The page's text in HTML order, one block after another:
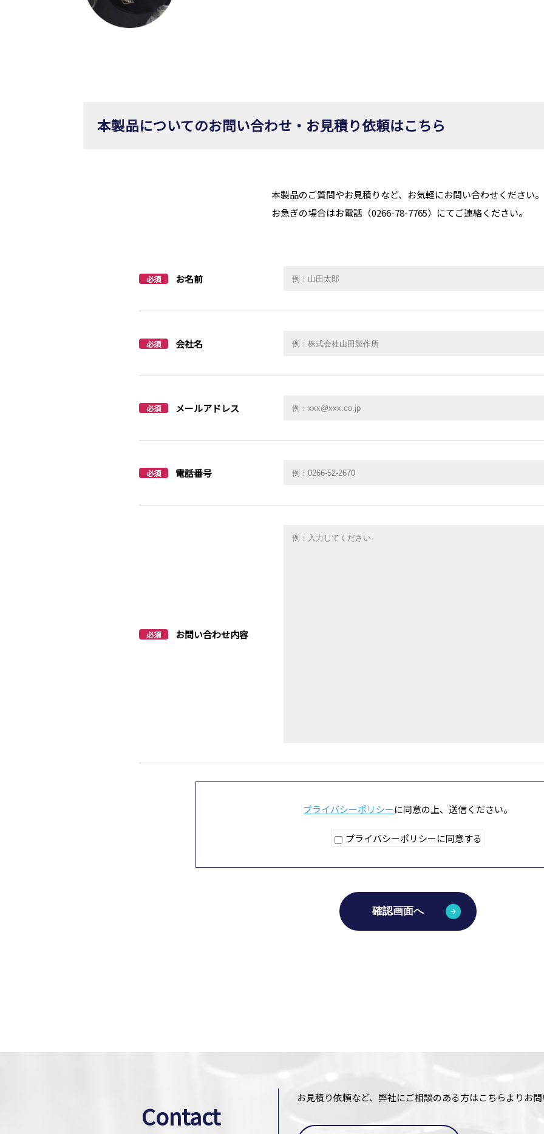
本製品についてのお問い合わせ・お見積り依頼はこちら
本製品のご質問やお見積りなど、お気軽にお問い合わせください。
お急ぎの場合はお電話（0266-78-7765）にてご連絡ください。
必須 お名前
必須 会社名
必須 メールアドレス
必須 電話番号
必須 お問い合わせ内容
プライバシーポリシーに同意の上、送信ください。
プライバシーポリシーに同意する
確認画面へ
Contact
お見積り依頼など、弊社にご相談のある方はこちらよりお